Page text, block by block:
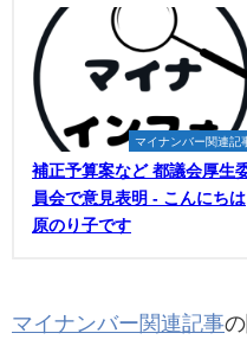
マイナンバー関連記
補正予算案など 都議会厚生
員会で意見表明 - こんにちは
原のり子です
マイナンバー関連記事